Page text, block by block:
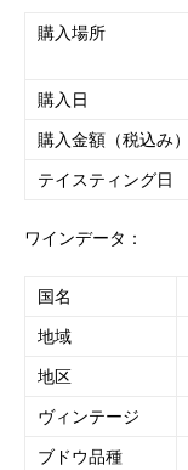
購入場所
購入日
購入金額（税込み）
テイスティング日
ワインデータ：
国名
地域
地区
ヴィンテージ
ブドウ品種